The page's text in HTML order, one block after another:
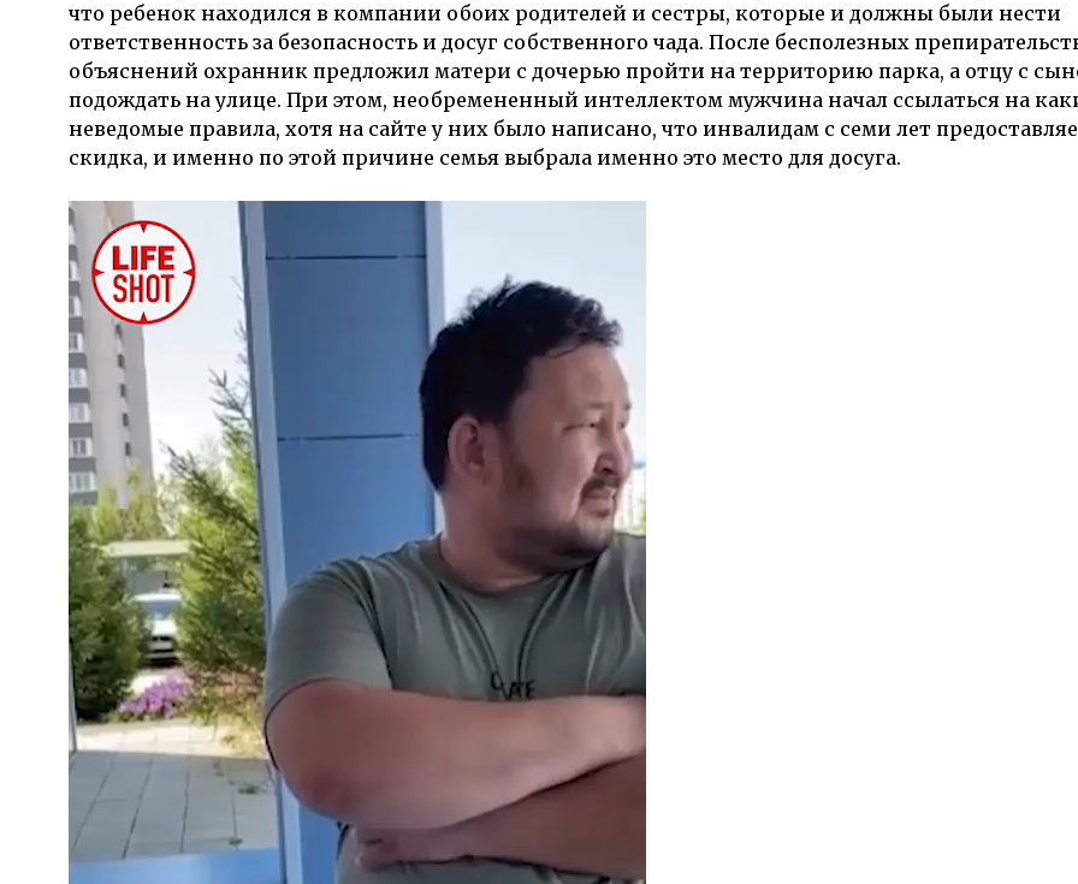
что ребенок находился в компании обоих родителей и сестры, которые и должны были нести
ответственность за безопасность и досуг собственного чада. После бесполезных
объяснений охранник предложил матери с дочерью пройти на территорию парка, а отцу с
подождать на улице. При этом, необремененный интеллектом мужчина начал ссылаться на
неведомые правила, хотя на сайте у них было написано, что инвалидам с семи лет
скидка, и именно по этой причине семья выбрала именно это место для досуга.